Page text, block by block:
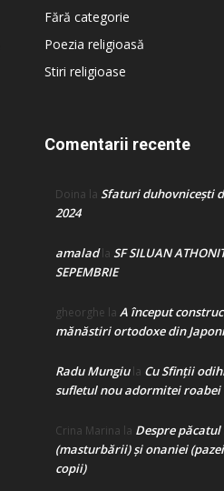
Fără categorie
Poezia religioasă
Stiri religioase
Comentarii recente
Doina la Sfaturi duhovnicești
2024
amaladla SF SILUAN
SEPEMBRIE
gheorghe la A început
mănăstiri ortodoxe din
Radu Mungiula Cu Sfinții
sufletul nou adormitei roabei
Crina Marina la Despre
(masturbării) şi onaniei
copii)